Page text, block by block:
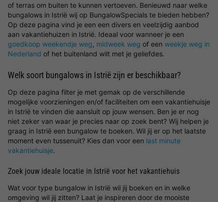
of terras om buiten te kunnen vertoeven. Benieuwd naar welke
bungalows in Istrië wij op BungalowSpecials te bieden hebben?
Op deze pagina vind je een een divers en veelzijdig aanbod
aan vakantiehuizen in Istrië. Ideaal voor wanneer je een
goedkoop weekendje weg, midweek weg of een weekje weg in
Nederland of het buitenland wilt met je geliefdes.
Welk soort bungalows in Istrië zijn er beschikbaar?
Op deze pagina filter je met gemak op de verschillende
mogelijke voorzieningen en/of faciliteiten om een vakantiehuisje
in Istrië te vinden die aansluit op jouw wensen. Ben je er nog
niet zeker van waar je precies naar op zoek bent? Wij helpen je
graag in Istrië een bungalow te boeken. Wil jij er op het laatste
moment even tussenuit? Kies dan voor een last minute
vakantiehuisje.
Zoek jouw ideale locatie in Istrië voor het vakantiehuis
Wat voor type bungalow in Istrië wil jij boeken en in welke
omgeving wil jij zitten? Laat je inspireren door de mooiste